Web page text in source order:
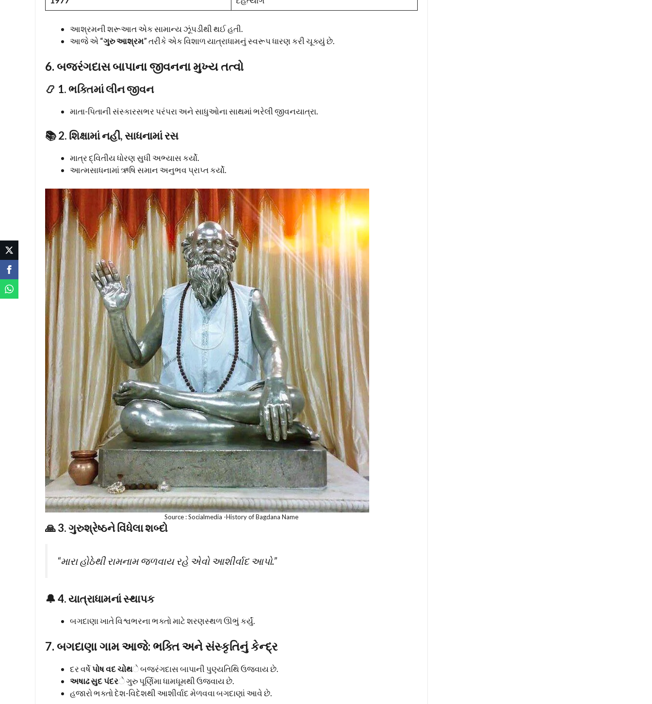
આશ્રમની શરૂઆત એક સામાન્ય ઝૂંપડીથી થઈ હતી.
આજે એ “ગુરુ આશ્રમ” તરીકે એક વિશાળ યાત્રાધામનું સ્વરૂપ ધારણ કરી ચૂક્યું છે.
6. બજરંગદાસ બાપાના જીવનના મુખ્ય તત્વો
📿 1. ભક્તિમાં લીન જીવન
માતા-પિતાની સંસ્કારસભર પરંપરા અને સાધુઓના સાથમાં ભરેલી જીવનયાત્રા.
📚 2. શિક્ષામાં નહીં, સાધનામાં રસ
માત્ર દ્વિતીય ધોરણ સુધી અભ્યાસ કર્યો.
આત્મસાધનામાં ઋષિ સમાન અનુભવ પ્રાપ્ત કર્યો.
Source : Socialmedia -History of Bagdana Name
🙏 3. ગુરુશ્રેષ્ઠને વિંધેલા શબ્દો
“મારા હોઠેથી રામનામ જળવાય રહે એવો આશીર્વાદ આપો.”
🔔 4. યાત્રાધામનાં સ્થાપક
બગદાણા ખાતે વિશ્વભરના ભક્તો માટે શરણસ્થળ ઊભું કર્યું.
7. બગદાણા ગામ આજે: ભક્તિ અને સંસ્કૃતિનું કેન્દ્ર
દર વર્ષેપોષ વદ ચોથે બજરંગદાસ બાપાની પુણ્યતિથિ ઉજવાય છે.
અષાઢ સુદ પંદરે ગુરુ પૂર્ણિમા ધામધૂમથી ઉજવાય છે.
હજારો ભક્તો દેશ-વિદેશથી આશીર્વાદ મેળવવા બગદાણાં આવે છે.